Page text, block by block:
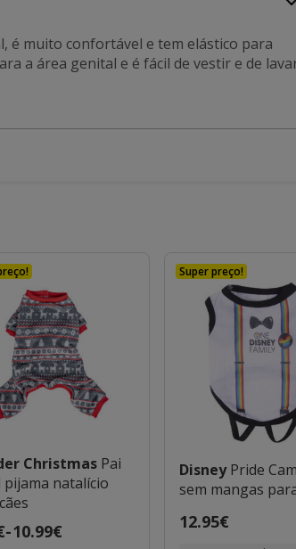
é muito confortável e tem elástico para
a área genital e é fácil de vestir e de
Christmas Pai
pijama natalício
-10.99€
Super preço!
DisneyPride
sem mangas para
Preço
12.95€